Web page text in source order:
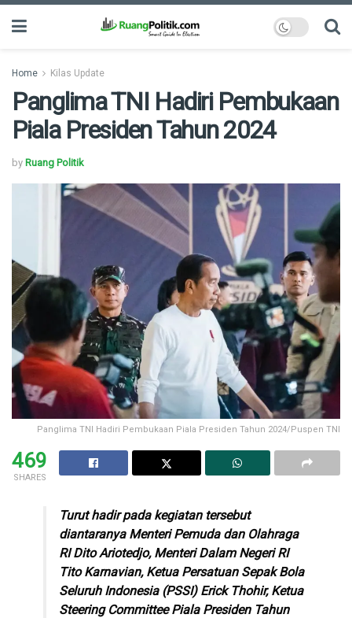
Home Kilas Update
Panglima TNI Hadiri Pembukaan
Piala Presiden Tahun 2024
by Ruang Politik
Panglima TNI Hadiri Pembukaan Piala Presiden Tahun 2024/Puspen TNI
469
SHARES
Turut hadir pada kegiatan tersebut
diantaranya Menteri Pemuda dan Olahraga
RI Dito Ariotedjo, Menteri Dalam Negeri RI
Tito Karnavian, Ketua Persatuan Sepak Bola
Seluruh Indonesia (PSSI) Erick Thohir, Ketua
Steering Committee Piala Presiden Tahun